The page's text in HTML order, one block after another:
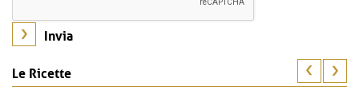
Le Ricette